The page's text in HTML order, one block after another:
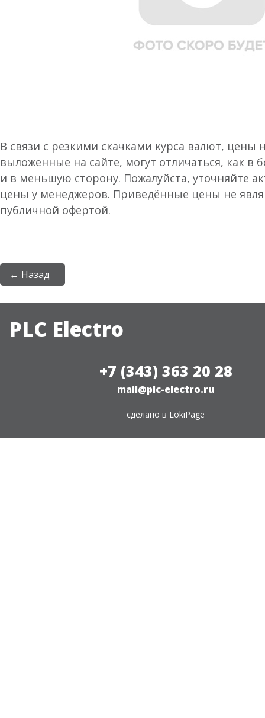
В связи с резкими скачками курса валют, цены
выложенные на сайте, могут отличаться, как в
и в меньшую сторону. Пожалуйста, уточняйте
цены у менеджеров. Приведённые цены не
публичной офертой.
← Назад
PLC Electro
+7 (343) 363 20 28
mail@plc-electro.ru
сделано в LokiPage